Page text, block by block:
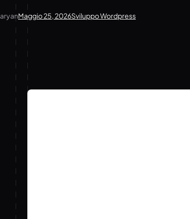
aryanMaggio 25, 2026Sviluppo Wordpress